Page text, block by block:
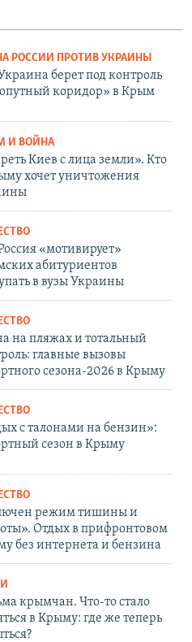
РОССИИ ПРОТИВ УКРАИНЫ
берет под контроль
коридор» в Крым
И ВОЙНА
Киев с лица земли». Кто
хочет уничтожения
«мотивирует»
абитуриентов
в вузы Украины
на пляжах и тотальный
главные вызовы
сезона-2026 в Крыму
с талонами на бензин»:
сезон в Крыму
режим тишины и
Отдых в прифронтовом
без интернета и бензина
крымчан. Что-то стало
в Крыму: где же теперь